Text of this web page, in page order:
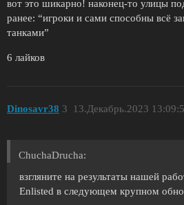
вот это шикарно! наконец-то улицы
ранее: “игроки и сами способны всё
танками”
6 лайков
Dinosavr38 13.Декабрь.2023
3
ChuchaDrucha:
взгляните на результаты нашей
Enlisted в следующем крупном